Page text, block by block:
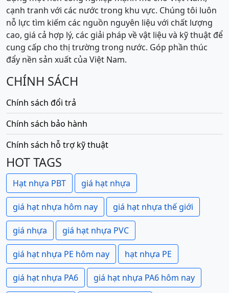
cạnh tranh với các nước trong khu vực. Chúng tôi luôn
nỗ lực tìm kiếm các nguồn nguyên liệu với chất lượng
cao, giá cả hợp lý, các giải pháp về vật liệu và kỹ thuật để
cung cấp cho thị trường trong nước. Góp phần thúc
đẩy nền sản xuất của Việt Nam.
CHÍNH SÁCH
Chính sách đổi trả
Chính sách bảo hành
Chính sách hỗ trợ kỹ thuật
HOT TAGS
Hạt nhựa PBT giá hạt nhựa
giá hạt nhựa hôm nay giá hạt nhựa thế giới
giá nhựa giá hạt nhựa PVC
giá hạt nhựa PE hôm nay hạt nhựa PE
giá hạt nhựa PA6 giá hạt nhựa PA6 hôm nay